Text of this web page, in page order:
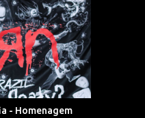
- Homenagem